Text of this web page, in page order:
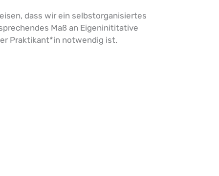
dass wir ein selbstorganisiertes
Maß an Eigeninititative
Praktikant*in notwendig ist.